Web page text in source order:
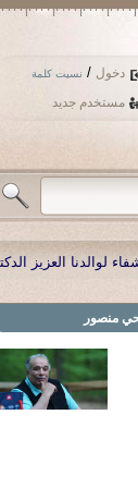
دخول / نسيت كلمة
مستخدم جديد
صبحي منصور تعليق:
منصور